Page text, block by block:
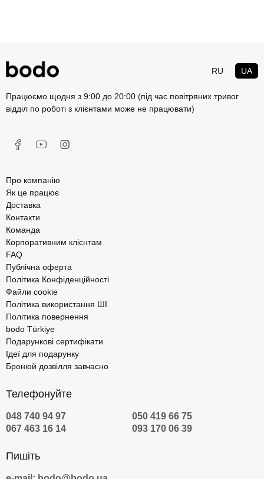
RU UA
Працюємо щодня з 9:00 до 20:00 (під час повітряних тривог
відділ по роботі з клієнтами може не працювати)
Про компанію
Як це працює
Доставка
Контакти
Команда
Корпоративним клієнтам
FAQ
Публічна оферта
Політика Конфіденційності
Файли cookie
Політика використання ШІ
Політика повернення
bodo Türkiye
Подарункові сертифікати
Ідеї для подарунку
Бронюй дозвілля завчасно
Телефонуйте
048 740 94 97
050 419 66 75
067 463 16 14
093 170 06 39
Пишіть